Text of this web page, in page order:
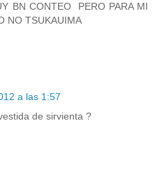
BN CONTEO PERO PARA MI
NO TSUKAUIMA
a las 1:57
de sirvienta ?